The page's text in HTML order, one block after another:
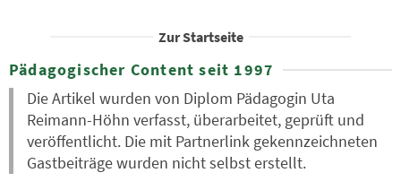
Zur Startseite
Pädagogischer Content seit 1997
Die Artikel wurden von Diplom Pädagogin Uta
Reimann-Höhn verfasst, überarbeitet, geprüft und
veröffentlicht. Die mit Partnerlink gekennzeichneten
Gastbeiträge wurden nicht selbst erstellt.